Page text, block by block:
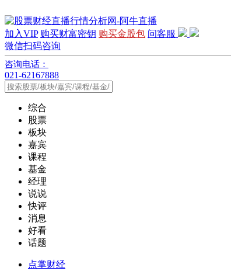
加入VIP 购买财富密钥 购买金股包 问客服
微信扫码咨询
咨询电话：
021-62167888
综合
股票
板块
嘉宾
课程
基金
经理
说说
快评
消息
好看
话题
点掌财经